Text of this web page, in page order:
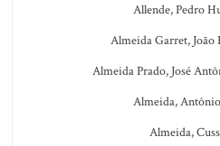
Allende, Pedro
Almeida Garret, João
Almeida Prado, José
Almeida, Antônio
Almeida,